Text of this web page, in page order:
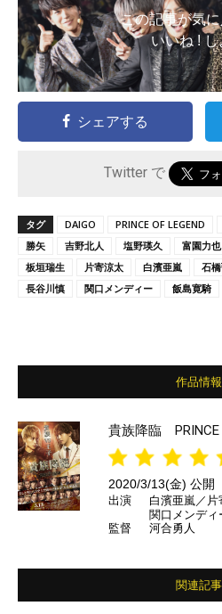
この記事が気
いいね ! し
シェアする
Twitter で
タグ DAIGO PRINCE OF LEGEND
勝矢
吉野北人 塩野瑛久 富園力也
板垣瑞生
片寄涼太 白濱亜嵐 石
長谷川慎
関口メンディー 飯島寛騎
作品情報
貴族降臨 PRINCE
2020/3/13(金) 公開
出演
白濱亜嵐／
関口メンデ
樹／長谷川慎
O ほか
監督 河合勇人
関連記事